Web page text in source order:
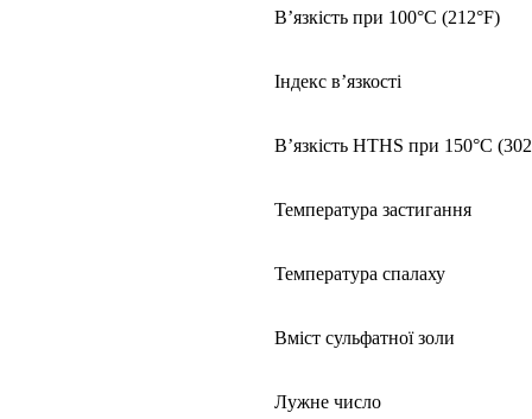
В’язкість при 100°C (212°F)
Індекс в’язкості
В’язкість HTHS при 150°C
Температура застигання
Температура спалаху
Вміст сульфатної золи
Лужне число